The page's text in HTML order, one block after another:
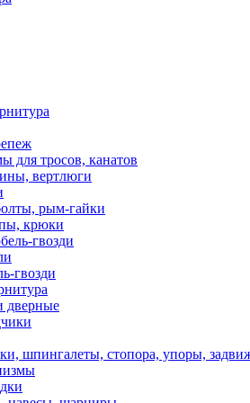
для тросов, канатов
вертлюги
рым-гайки
крюки
гвозди
гвозди
дверные
шпингалеты, стопора, упоры,